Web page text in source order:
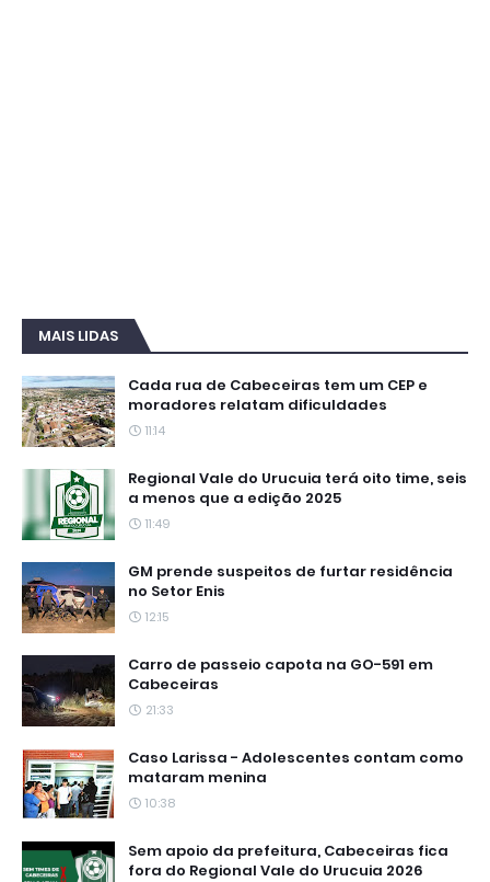
MAIS LIDAS
Cada rua de Cabeceiras tem um CEP e
moradores relatam dificuldades
11:14
Regional Vale do Urucuia terá oito time, seis
a menos que a edição 2025
11:49
GM prende suspeitos de furtar residência
no Setor Enis
12:15
Carro de passeio capota na GO-591 em
Cabeceiras
21:33
Caso Larissa - Adolescentes contam como
mataram menina
10:38
Sem apoio da prefeitura, Cabeceiras fica
fora do Regional Vale do Urucuia 2026